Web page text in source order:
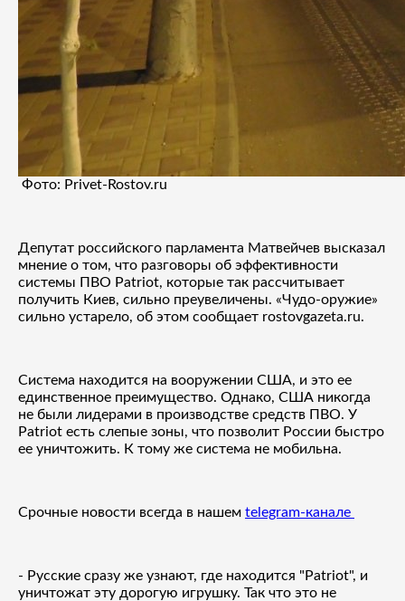
Фото: Privet-Rostov.ru
Депутат российского парламента Матвейчев высказал
мнение о том, что разговоры об эффективности
системы ПВО Patriot, которые так рассчитывает
получить Киев, сильно преувеличены. «Чудо-оружие»
сильно устарело, об этом сообщает rostovgazeta.ru.
Система находится на вооружении США, и это ее
единственное преимущество. Однако, США никогда
не были лидерами в производстве средств ПВО. У
Patriot есть слепые зоны, что позволит России быстро
ее уничтожить. К тому же система не мобильна.
Срочные новости всегда в нашем telegram-канале
- Русские сразу же узнают, где находится "Patriot", и
уничтожат эту дорогую игрушку. Так что это не